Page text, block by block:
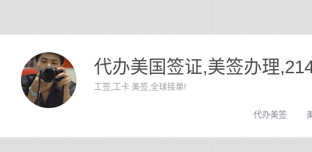
代办美国签证,美签办理
工签,工卡.美签,全球接单!
代办美签